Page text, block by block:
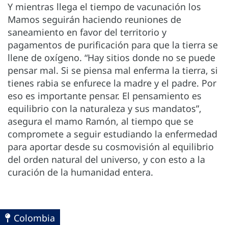
Y mientras llega el tiempo de vacunación los
Mamos seguirán haciendo reuniones de
saneamiento en favor del territorio y
pagamentos de purificación para que la tierra se
llene de oxígeno. “Hay sitios donde no se puede
pensar mal. Si se piensa mal enferma la tierra, si
tienes rabia se enfurece la madre y el padre. Por
eso es importante pensar. El pensamiento es
equilibrio con la naturaleza y sus mandatos”,
asegura el mamo Ramón, al tiempo que se
compromete a seguir estudiando la enfermedad
para aportar desde su cosmovisión al equilibrio
del orden natural del universo, y con esto a la
curación de la humanidad entera.
Colombia